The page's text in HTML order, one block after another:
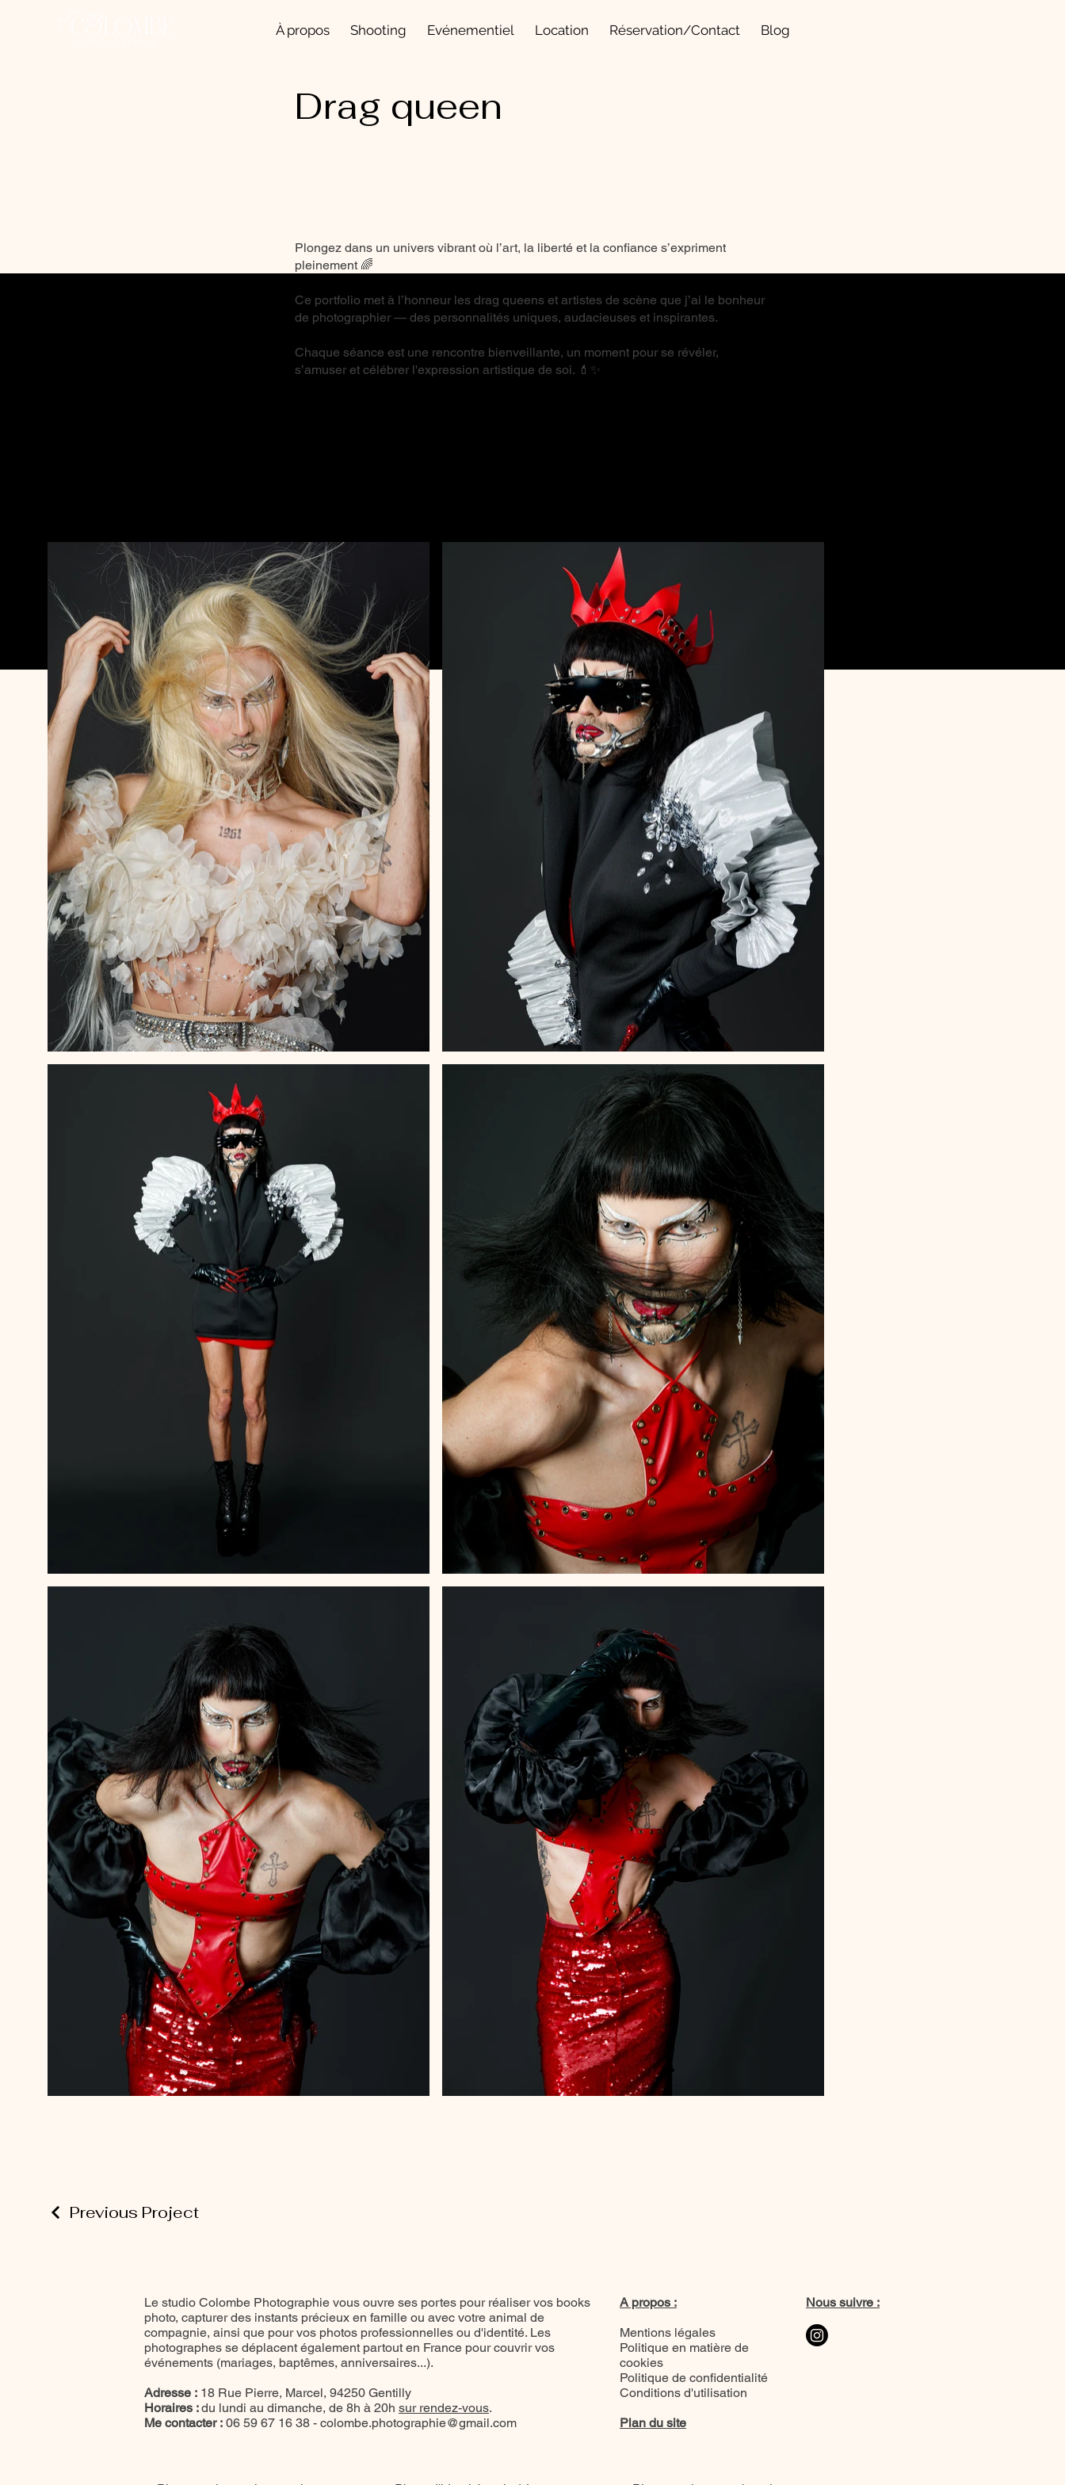
À propos Shooting Evénementiel Location Réservation/Contact Blog
Drag queen
Plongez dans un univers vibrant où l’art, la liberté et la confiance s’expriment
pleinement 🌈
Ce portfolio met à l’honneur les drag queens et artistes de scène que j’ai le bonheur
de photographier — des personnalités uniques, audacieuses et inspirantes.
Chaque séance est une rencontre bienveillante, un moment pour se révéler,
s’amuser et célébrer l'expression artistique de soi. 💄✨
Previous Project
Le studio Colombe Photographie vous ouvre ses portes pour réaliser vos books
photo, capturer des instants précieux en famille ou avec votre animal de
compagnie, ainsi que pour vos photos professionnelles ou d'identité. Les
photographes se déplacent également partout en France pour couvrir vos
événements (mariages, baptêmes, anniversaires...).
Adresse : 18 Rue Pierre, Marcel, 94250 Gentilly
Horaires :du lundi au dimanche, de 8h à 20h sur rendez-vous.
Me contacter : 06 59 67 16 38 - colombe.photographie@gmail.com
A propos :
Mentions légales
Politique en matière de
cookies
Politique de confidentialité
Conditions d'utilisation
Plan du site
Nous suivre :